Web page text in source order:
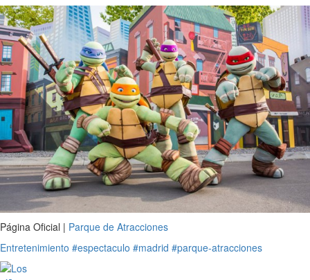
Página Oficial | Parque de Atracciones
Entretenimiento #espectaculo #madrid #parque-atracciones